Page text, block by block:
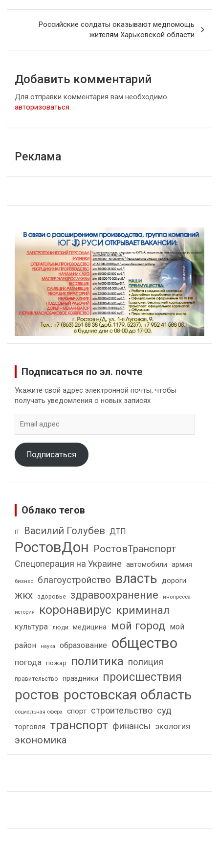
записям
Российские солдаты оказывают медпомощь
жителям Харьковской области
Добавить комментарий
Для отправки комментария вам необходимо
авторизоваться.
Реклама
Подписаться по эл. почте
Укажите свой адрес электронной почты, чтобы
получать уведомления о новых записях
адрес
Подписаться
Облако тегов
IT Василий Голубев ДТП
РостовДон РостовТранспорт
Спецоперация на Украине автомобили армия
бизнес благоустройство власть дороги
жкх здоровье здравоохранение инопресса
история коронавирус криминал
культура люди медицина мой город мой
район
наука образование общество
погода пожар политика полиция
правительство праздники происшествия
ростов ростовская область
социальная сфера спорт строительство суд
торговля транспорт финансы экология
экономика